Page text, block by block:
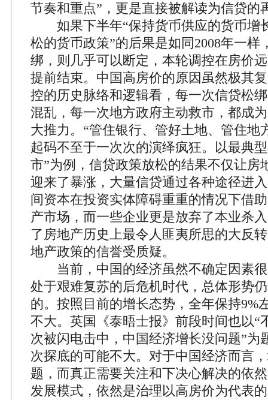
节奏和重点”，更是直接被解读为信贷的
如果下半年“保持货币供应的货币增
松的货币政策”的后果是如同2008年一样
绑，则几乎可以断定，本轮调控在房价
提前结束。中国高房价的原因虽然极其
控的历史脉络和逻辑看，每一次信贷松
混乱，每一次地方政府主动救市，都成
大推力。“管住银行、管好土地、管住地
起码不至于一次次的演绎疯狂。以最典
市”为例，信贷政策放松的结果不仅让房
迎来了暴涨，大量信贷通过各种途径进
间资本在投资实体障碍重重的情况下借
产市场，而一些企业更是放弃了本业杀
了房地产历史上最令人匪夷所思的大反
地产政策的信誉受质疑。
当前，中国的经济虽然不确定因素很
处于艰难复苏的后危机时代，总体形势
的。按照目前的增长态势，全年保持9%
不大。英国《泰晤士报》前段时间也以“
次被闪电击中，中国经济增长没问题”为
次探底的可能不大。对于中国经济而言
题，而真正需要关注和下决心解决的依
发展模式，依然是治理以高房价为代表